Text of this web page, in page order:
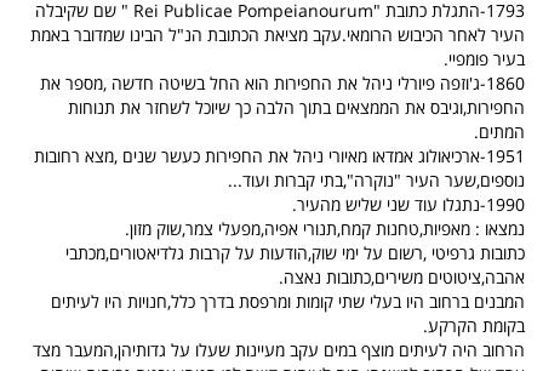
1793-התגלת כתובת "Rei Publicae Pompeianourum " שם שקיבלה
העיר לאחר הכיבוש הרומאי.עקב מציאת הכתובת הנ"ל הבינו שמדובר באמת
בעיר פומפיי.
1860-ג'וזפה פיורלי ניהל את החפירות הוא החל בשיטה חדשה ,מספר את
החפירות,וגיבס את הממצאים בתוך הלבה כך שיוכל לשחזר את תנוחות
המתים.
1951-ארכיאולוג אמדאו מאיורי ניהל את החפירות כעשר שנים ,מצא רחובות
נוספים,שער העיר "נוקרה",בתי קברות ועוד...
1990-נתגלו עוד שני שליש מהעיר.
נמצאו : מאפיות,טחנות קמח,תנורי אפיה,מפעלי צמר,שוק מזון.
כתובות גרפיטי ,רשום על ימי שוק,הודעות על קרבות גלדיאטורים,מכתבי
אהבה,ציטוטים משירים,כתובות נאצה.
המבנים ברחוב היו בעלי שתי קומות ומרפסת בדרך כלל,חנויות היו לעיתים
בקומת הקרקע.
הרחוב היה לעיתים מוצף במים עקב מעיינות שעלו על גדותיהן,המעבר מצד